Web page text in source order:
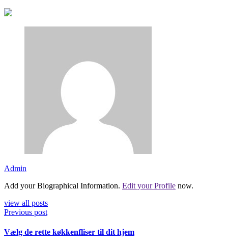
Admin
Add your Biographical Information. Edit your Profile now.
view all posts
Previous post
Vælg de rette køkkenfliser til dit hjem